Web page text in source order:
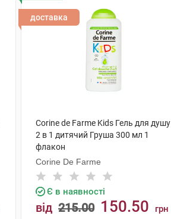
доставка
Corine de Farme Kids Гель для душу
2 в 1 дитячий Груша 300 мл 1
флакон
Corine De Farme
Є в наявності
від 215.00 150.50 грн